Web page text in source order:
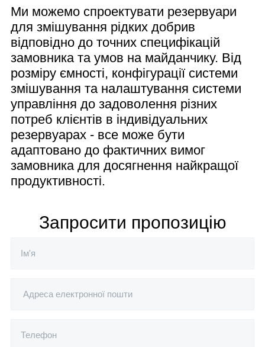
Ми можемо спроектувати резервуари
для змішування рідких добрив
відповідно до точних специфікацій
замовника та умов на майданчику. Від
розміру ємності, конфігурації системи
змішування та налаштування системи
управління до задоволення різних
потреб клієнтів в індивідуальних
резервуарах - все може бути
адаптовано до фактичних вимог
замовника для досягнення найкращої
продуктивності.
Запросити пропозицію